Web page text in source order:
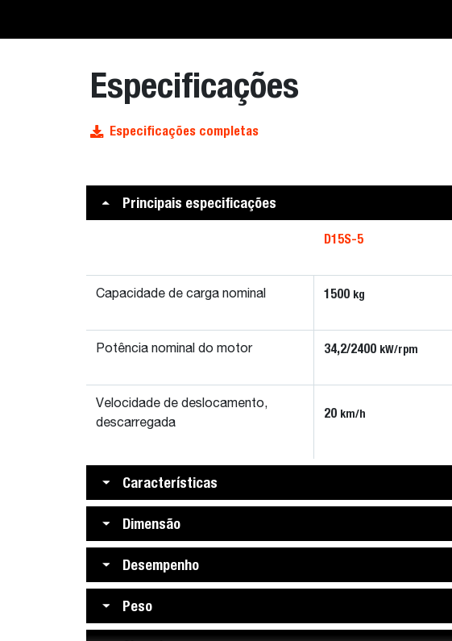
Especificações
Especificações completas
Principais especificações
D15S-5
Capacidade de carga nominal 1500 kg
Potência nominal do motor 34,2/2400 kW/rpm
Velocidade de deslocamento,
descarregada
20 km/h
Características
Dimensão
Desempenho
Peso